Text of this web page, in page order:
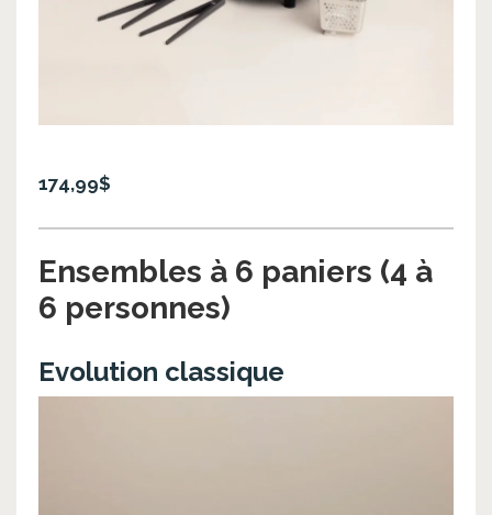
174,99$
Ensembles à 6 paniers (4 à
6 personnes)
Evolution classique